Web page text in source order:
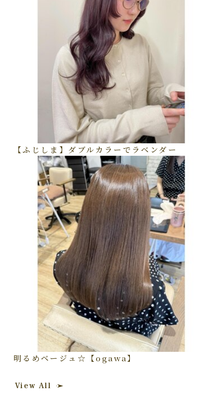
【ふじしま】ダブルカラーでラベンダー
明るめベージュ☆【ogawa】
View All